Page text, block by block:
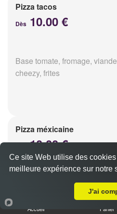
Pizza tacos
Dès 10.00 €
Base tomate, fromage,
cheezy, frites
Pizza méxicaine
10.00 €
Base sauce barbecue,
Accueil Panier
Ce site Web utilise des
meilleure expérience sur notre
J'ai